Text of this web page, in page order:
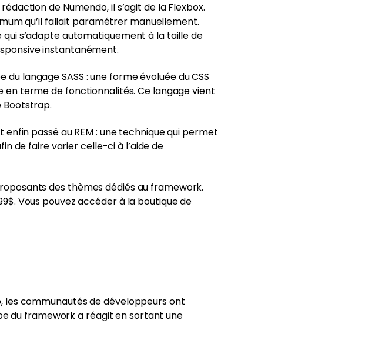
de Numendo, il s’agit de la Flexbox.
qu’il fallait paramétrer manuellement.
s’adapte automatiquement à la taille de
instantanément.
langage SASS : une forme évoluée du CSS
terme de fonctionnalités. Ce langage vient
Bootstrap.
passé au REM : une technique qui permet
de faire varier celle-ci à l’aide de
des thèmes dédiés au framework.
Vous pouvez accéder à la boutique de
les communautés de développeurs ont
du framework a réagit en sortant une